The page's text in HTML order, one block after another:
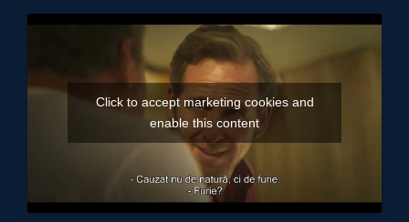
Click to accept marketing cookies and
enable this content